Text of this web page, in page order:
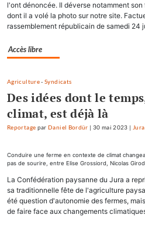
l'ont dénoncée. Il déverse notamment
dont il a volé la photo sur notre site.
rassemblement républicain de samedi 24
Accès libre
Agriculture-Syndicats
Des idées dont le
climat, est déjà là
Reportage parDaniel Bordür | 30 mai 2023 | Jura
Conduire une ferme en contexte de climat
pas de sourire, entre Elise Grossiord, Nicolas
La Confédération paysanne du Jura a
sa traditionnelle fête de l'agriculture
été question d'autonomie des fermes,
de faire face aux changements